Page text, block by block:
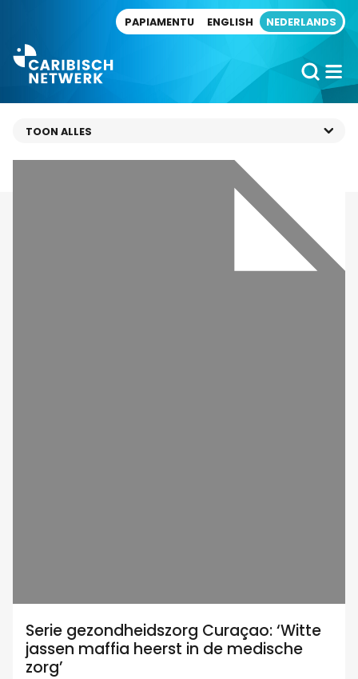
PAPIAMENTU ENGLISH NEDERLANDS
Serie gezondheidszorg Curaçao: ‘Witte
jassen maffia heerst in de medische
zorg’